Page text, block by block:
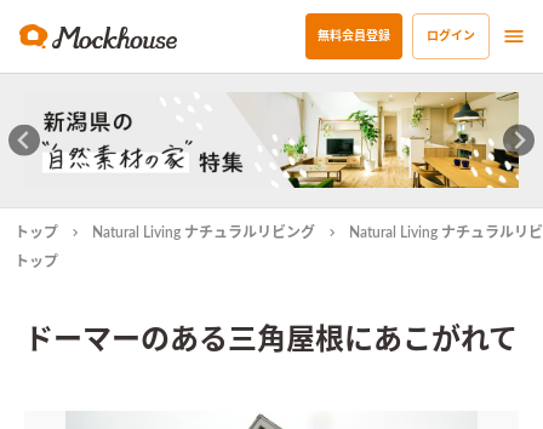
無料会員登録 ログイン
トップ Natural Living ナチュラルリビング
Natural Living ナチュラルリ
トップ
ドーマーのある三角屋根にあこがれて